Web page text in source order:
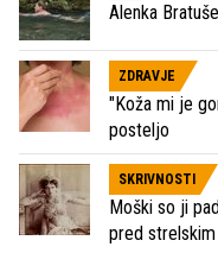
Alenka
ZDRAVJE
"Koža mi je
posteljo
SKRIVNOSTI
Moški so ji
pred